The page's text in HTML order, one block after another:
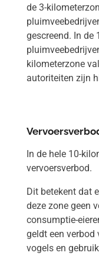
de 3-
gescreend. In de
kilometerzone
autoriteiten zijn
In de hele 10-
vervoersverbod.
Dit betekent dat
deze zone geen
consumptie-
geldt een verbod
vogels en